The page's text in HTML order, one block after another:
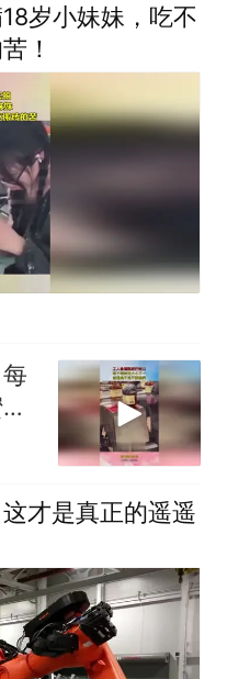
岁小妹妹，吃不
！
才是真正的遥遥